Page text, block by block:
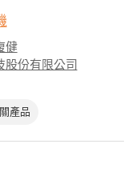
健
股份有限公司
產品